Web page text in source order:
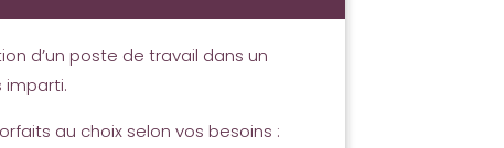
d’un poste de travail dans un
au choix selon vos besoins :